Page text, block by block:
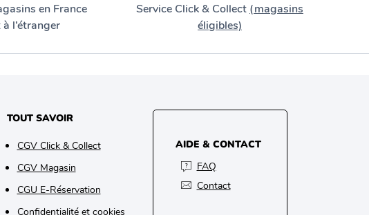
en France
à l’étranger
Service Click & Collect (magasins
éligibles)
TOUT SAVOIR
CGV Click & Collect
CGV Magasin
CGU E-Réservation
Confidentialité et cookies
AIDE & CONTACT
FAQ
Contact